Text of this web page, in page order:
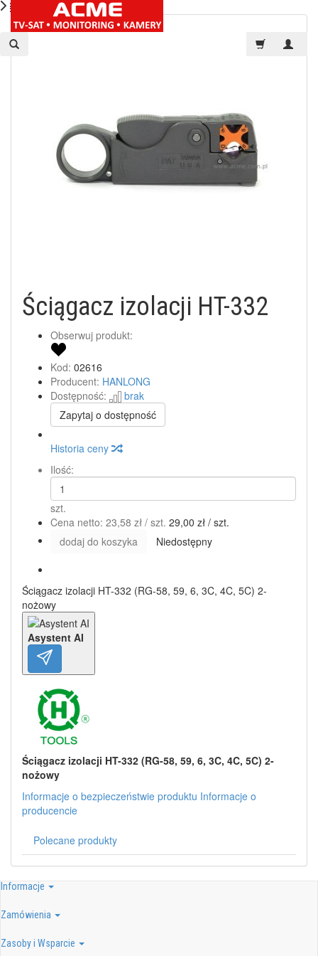
Ściągacz izolacji HT-332
Obserwuj produkt:
Kod: 02616
Producent: HANLONG
Dostępność:
brak
Zapytaj o dostępność
Historia ceny
Ilość:
szt.
Cena netto: 23,58 zł / szt. 29,00 zł / szt.
dodaj do koszyka
Niedostępny
Ściągacz izolacji HT-332 (RG-58, 59, 6, 3C, 4C, 5C) 2-
nożowy
Asystent AI
Ściągacz izolacji HT-332 (RG-58, 59, 6, 3C, 4C, 5C) 2-
nożowy
Informacje o bezpieczeństwie produktu Informacje o
producencie
Polecane produkty
Informacje
Zamówienia
Zasoby i Wsparcie